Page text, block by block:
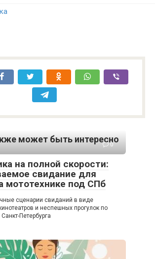
может быть интересно
0
на полной скорости:
свидание для
мототехнике под СПб
сценарии свиданий в виде
и неспешных прогулок по
Петербурга